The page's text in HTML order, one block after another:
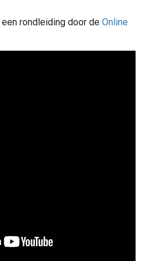
een rondleiding door de Online